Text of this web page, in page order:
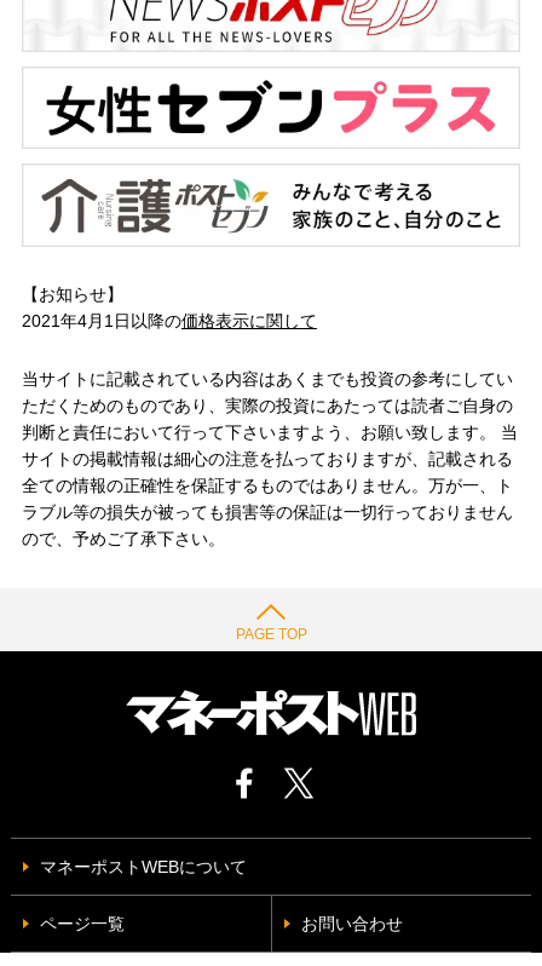
【お知らせ】
2021年4月1日以降の価格表示に関して
当サイトに記載されている内容はあくまでも投資の参考にしてい
ただくためのものであり、実際の投資にあたっては読者ご自身の
判断と責任において行って下さいますよう、お願い致します。 当
サイトの掲載情報は細心の注意を払っておりますが、記載される
全ての情報の正確性を保証するものではありません。万が一、ト
ラブル等の損失が被っても損害等の保証は一切行っておりません
ので、予めご了承下さい。
PAGE TOP
マネーポストWEBについて
ページ一覧 お問い合わせ